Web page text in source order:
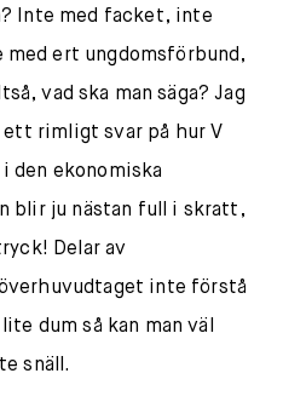
Inte med facket, inte
med ert ungdomsförbund,
vad ska man säga? Jag
rimligt svar på hur V
den ekonomiska
blir ju nästan full i skratt,
Delar av
inte förstå
dum så kan man väl
snäll.